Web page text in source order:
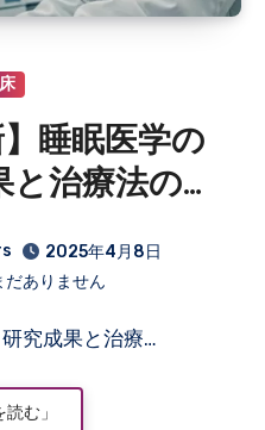
】睡眠医学の
治療法の最
2025年4月8日
だありません
研究成果と治療…
読む」